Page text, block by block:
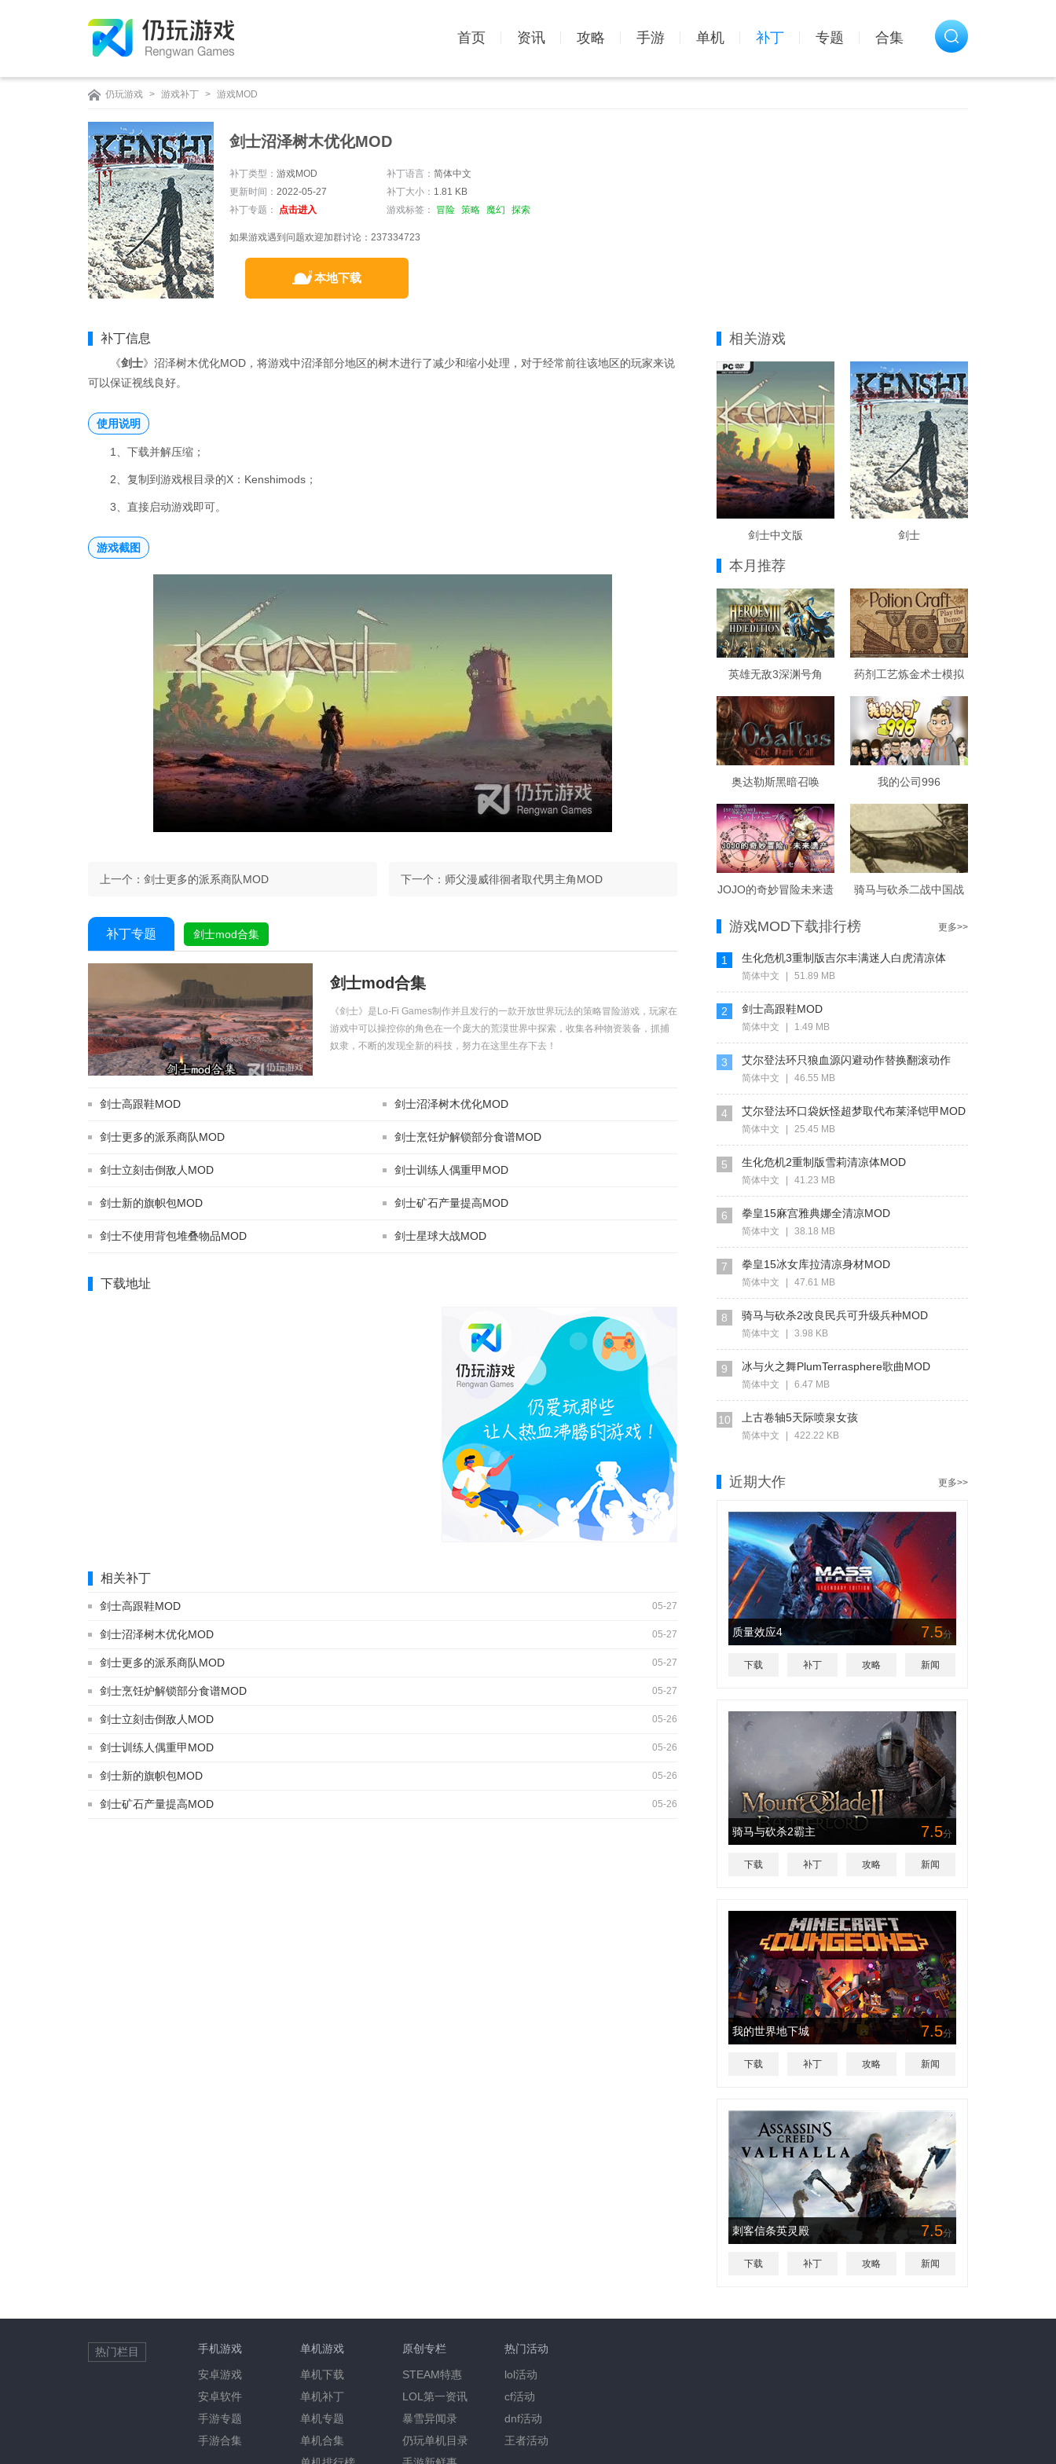
首页 资讯 攻略 手游 单机 补丁 专题 合集
仍玩游戏 > 游戏补丁 > 游戏MOD
剑士沼泽树木优化MOD
补丁类型： 游戏MOD 补丁语言： 简体中文
更新时间： 2022-05-27 补丁大小： 1.81 KB
补丁专题：
点击进入 游戏标签： 冒险 策略 魔幻 探索
如果游戏遇到问题欢迎加群讨论：237334723
本地下载
补丁信息
《剑士》沼泽树木优化MOD，将游戏中沼泽部分地区的树木进行了减少和缩小处理，对于经常前往该地区的玩家来说
可以保证视线良好。
使用说明
1、下载并解压缩；
2、复制到游戏根目录的X：Kenshimods；
3、直接启动游戏即可。
游戏截图
上一个： 剑士更多的派系商队MOD 下一个： 师父漫威徘徊者取代男主角MOD
补丁专题 剑士mod合集
剑士mod合集
《剑士》是Lo-Fi Games制作并且发行的一款开放世界玩法的策略冒险游戏，玩家在
游戏中可以操控你的角色在一个庞大的荒漠世界中探索，收集各种物资装备，抓捕
奴隶，不断的发现全新的科技，努力在这里生存下去！
剑士高跟鞋MOD 剑士沼泽树木优化MOD
剑士更多的派系商队MOD 剑士烹饪炉解锁部分食谱MOD
剑士立刻击倒敌人MOD 剑士训练人偶重甲MOD
剑士新的旗帜包MOD 剑士矿石产量提高MOD
剑士不使用背包堆叠物品MOD 剑士星球大战MOD
下载地址
相关补丁
剑士高跟鞋MOD 05-27
剑士沼泽树木优化MOD 05-27
剑士更多的派系商队MOD 05-27
剑士烹饪炉解锁部分食谱MOD 05-27
剑士立刻击倒敌人MOD 05-26
剑士训练人偶重甲MOD 05-26
剑士新的旗帜包MOD 05-26
剑士矿石产量提高MOD 05-26
相关游戏
剑士中文版 剑士
本月推荐
英雄无敌3深渊号角
药剂工艺炼金术士模拟
奥达勒斯黑暗召唤 我的公司996
JOJO的奇妙冒险未来遗
骑马与砍杀二战中国战
游戏MOD下载排行榜 更多>>
1
生化危机3重制版吉尔丰满迷人白虎清凉体
MOD
简体中文 51.89 MB
2 剑士高跟鞋MOD
简体中文 1.49 MB
3
艾尔登法环只狼血源闪避动作替换翻滚动作
MOD
简体中文 46.55 MB
4 艾尔登法环口袋妖怪超梦取代布莱泽铠甲MOD
简体中文 25.45 MB
5 生化危机2重制版雪莉清凉体MOD
简体中文 41.23 MB
6 拳皇15麻宫雅典娜全清凉MOD
简体中文 38.18 MB
7 拳皇15冰女库拉清凉身材MOD
简体中文 47.61 MB
8 骑马与砍杀2改良民兵可升级兵种MOD
简体中文 3.98 KB
9 冰与火之舞PlumTerrasphere歌曲MOD
简体中文 6.47 MB
10 上古卷轴5天际喷泉女孩
简体中文 422.22 KB
近期大作 更多>>
质量效应4 7.5分
下载 补丁 攻略 新闻
骑马与砍杀2霸主 7.5分
下载 补丁 攻略 新闻
我的世界地下城 7.5分
下载 补丁 攻略 新闻
刺客信条英灵殿 7.5分
下载 补丁 攻略 新闻
手机游戏
安卓游戏
安卓软件
手游专题
手游合集
单机游戏
单机下载
单机补丁
单机专题
单机合集
原创专栏
STEAM特惠
LOL第一资讯
暴雪异闻录
仍玩单机目录
热门活动
lol活动
cf活动
dnf活动
王者活动
热门栏目